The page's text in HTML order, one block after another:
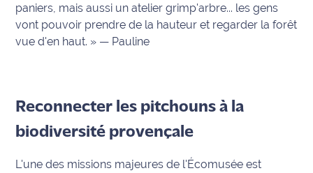
plan
sortie
contacter
Ecouter
Maritima
paniers, mais aussi un atelier grimp'arbre... les gens
vont pouvoir prendre de la hauteur et regarder la forêt
vue d'en haut. » — Pauline
Reconnecter les pitchouns à la
biodiversité provençale
L'une des missions majeures de l'Écomusée est